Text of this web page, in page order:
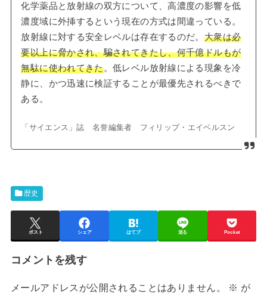
化学薬品と放射線の双方について、高濃度の影響を低
濃度域に外挿するという現在の方式は間違っている。
放射線に対する安全レベルは存在するのだ。 大衆は必
要以上に脅かされ、騙されてきたし、何千億ドルもが
無駄に使われてきた。低レベル放射線による現象を冷
静に、かつ迅速に検証することが最優先されるべきで
ある。
「サイエンス」誌 名誉編集者 フィリップ・エイベルスン
歴史
ポスト シェア はてブ 送る Pocket
コメントを残す
メールアドレスが公開されることはありません。 ※ が